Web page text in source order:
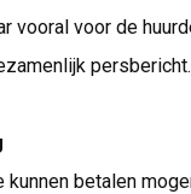
vooral voor de
persbericht.
kunnen betalen